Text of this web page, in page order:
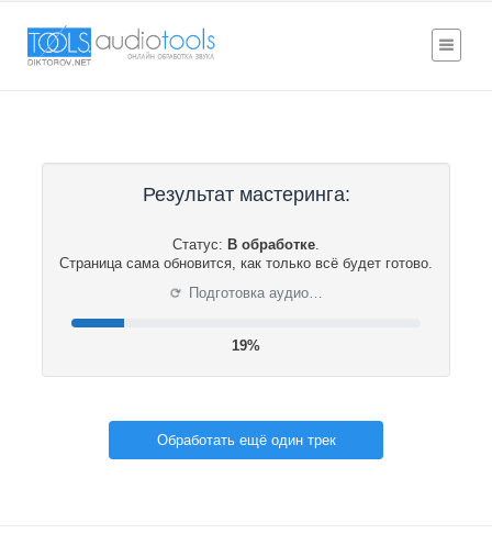
Результат мастеринга:
Статус: В обработке.
Страница сама обновится, как только всё будет готово.
⟳ Подготовка аудио…
19%
Обработать ещё один трек